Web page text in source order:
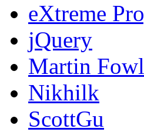
eXtreme
jQuery
Martin
Nikhilk
ScottGu